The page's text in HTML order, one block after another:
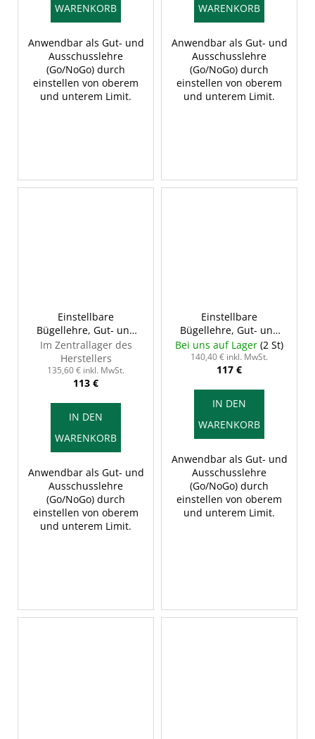
WARENKORB
Anwendbar als Gut- und
Ausschusslehre
(Go/NoGo) durch
einstellen von oberem
und unterem Limit.
WARENKORB
Anwendbar als Gut- und
Ausschusslehre
(Go/NoGo) durch
einstellen von oberem
und unterem Limit.
Einstellbare
Bügellehre, Gut- und
Ausschusseite, 38-44
mm, INSIZE 2187-44
Im Zentrallager des
Herstellers
135,60 € inkl. MwSt.
113 €
IN DEN
WARENKORB
Anwendbar als Gut- und
Ausschusslehre
(Go/NoGo) durch
einstellen von oberem
und unterem Limit.
Einstellbare
Bügellehre, Gut- und
Ausschusseite, 44-51
mm, INSIZE 2187-51
Bei uns auf Lager (2 St)
140,40 € inkl. MwSt.
117 €
IN DEN
WARENKORB
Anwendbar als Gut- und
Ausschusslehre
(Go/NoGo) durch
einstellen von oberem
und unterem Limit.